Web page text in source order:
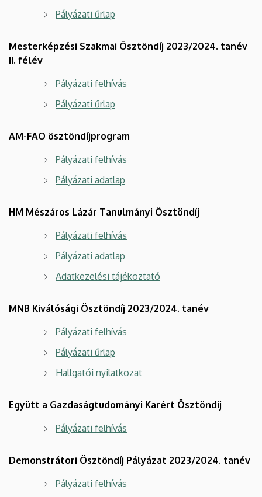
Pályázati űrlap
Mesterképzési Szakmai Ösztöndíj 2023/2024. tanév
II. félév
Pályázati felhívás
Pályázati űrlap
AM-FAO ösztöndíjprogram
Pályázati felhívás
Pályázati adatlap
HM Mészáros Lázár Tanulmányi Ösztöndíj
Pályázati felhívás
Pályázati adatlap
Adatkezelési tájékoztató
MNB Kiválósági Ösztöndíj 2023/2024. tanév
Pályázati felhívás
Pályázati űrlap
Hallgatói nyilatkozat
Együtt a Gazdaságtudományi Karért Ösztöndíj
Pályázati felhívás
Demonstrátori Ösztöndíj Pályázat 2023/2024. tanév
Pályázati felhívás